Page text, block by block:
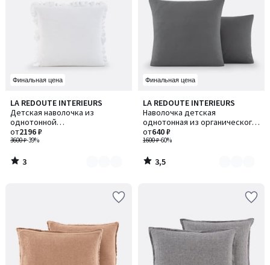
Финальная цена
LA REDOUTE INTERIEURS
Детская наволочка из
однотонной
хлопчатобумажной газовой
ткани, Kumla / Кумла
3600 ₽-39%
от2196 ₽
3
/
5
Количество
цветов:
6
3
/
Финальная цена
LA REDOUTE INTERIEURS
Наволочка детская
однотонная из органического
хлопка, Scenario / Сценарио
1600 ₽-60%
от640 ₽
3,5
/ 5
Количество
цветов:
2
3,5
/